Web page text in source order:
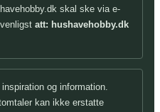
skal ske via e-
att: hushavehobby.dk
og information.
kan ikke erstatte